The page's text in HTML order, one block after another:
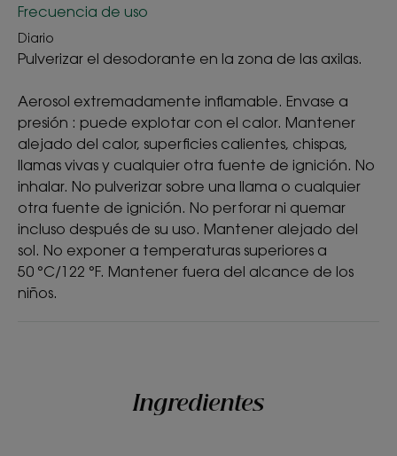
• Calma la piel sensible.
aluminio ni parabenos.
• La delicada fragancia deja la piel fresca.
*Testado en 17 sujetos de entre 20 y 67 años.
Frecuencia de uso
Diario
Pulverizar el desodorante en la zona de las axilas.
Aerosol extremadamente inflamable. Envase a
presión : puede explotar con el calor. Mantener
alejado del calor, superficies calientes, chispas,
llamas vivas y cualquier otra fuente de ignición. No
inhalar. No pulverizar sobre una llama o cualquier
otra fuente de ignición. No perforar ni quemar
incluso después de su uso. Mantener alejado del
sol. No exponer a temperaturas superiores a
50 °C/122 °F. Mantener fuera del alcance de los
niños.
Ingredientes